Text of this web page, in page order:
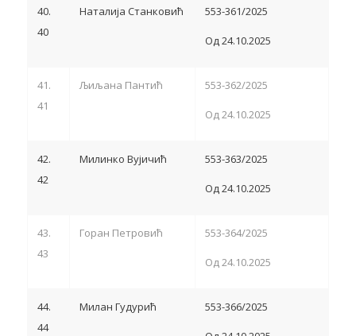
40.
40
Наталија Станковић 553-361/2025
Од 24.10.2025
41.
41
Љиљана Пантић 553-362/2025
Од 24.10.2025
42.
42
Милинко Вујичић 553-363/2025
Од 24.10.2025
43.
43
Горан Петровић 553-364/2025
Од 24.10.2025
44.
44
Милан Гудурић 553-366/2025